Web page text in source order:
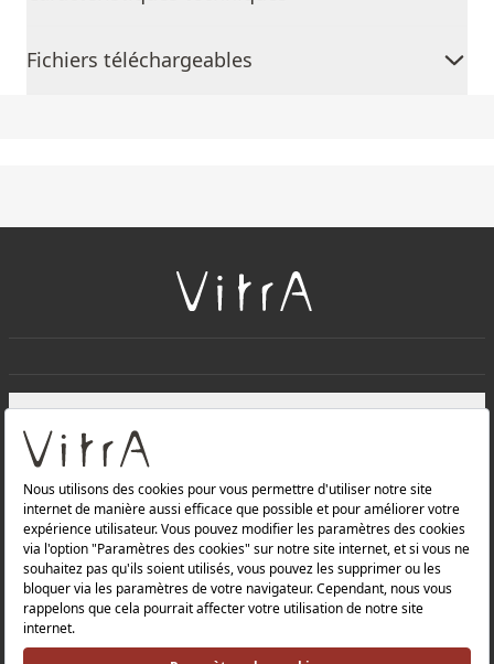
Fichiers téléchargeables
Produits
Politique de confidentialité et politique de protection des
Politique de qualité |